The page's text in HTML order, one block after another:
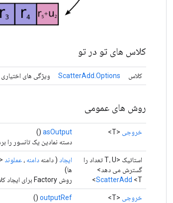
کلاس های تو در تو
کلاس ScatterAdd.Options ویژگی های اختیاری
روش های عمومی
خروجی <T>
asOutput
()
دسته نمادین یک تانسور را
استاتیک <T، U تعداد را
گسترش می دهد>
ScatterAdd <T>
ایجاد ( دامنه دامنه ، عملوند <T> ref، شاخص های
ها)
روش Factory برای ایجاد کلاسی که یک عملیات ScatterAdd جدید را بسته بندی می کند.
خروجی <T>
outputRef
()